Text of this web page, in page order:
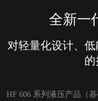
全新一
对轻量化设计、
HF 606 系列液压产品（